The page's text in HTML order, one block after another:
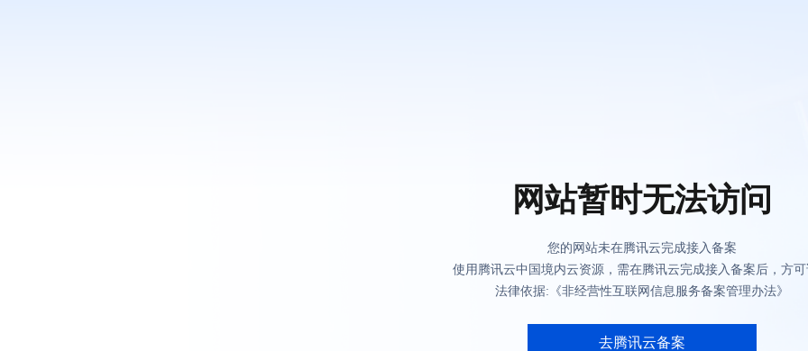
网站暂时无法访问
您的网站未在腾讯云完成接入备案
使用腾讯云中国境内云资源，需在腾讯云完成接入备案后，方
法律依据:《非经营性互联网信息服务备案管理办法》
去腾讯云备案